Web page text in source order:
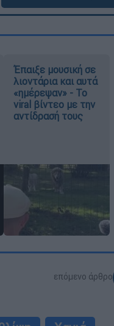
Έπαιξε μουσική σε
λιοντάρια και αυτά
«ημέρεψαν» - Το
viral βίντεο με την
αντίδρασή τους
επόμενο άρθρο